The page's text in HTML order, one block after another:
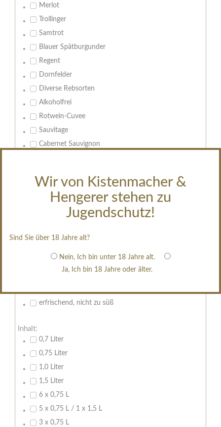
Wir von Kistenmacher &
Hengerer stehen zu
Jugendschutz!
Sind Sie über 18 Jahre alt?
Nein, Ich bin unter 18 Jahre alt.
Ja, Ich bin 18 Jahre oder älter.
Merlot
Trollinger
Samtrot
Blauer Spätburgunder
Regent
Dornfelder
Diverse Rebsorten
Alkoholfrei
Rotwein-Cuvee
Sauvitage
Cabernet Sauvignon
Leeren
trocken
restsüß
erfrischend, nicht zu süß
Inhalt:
0,7 Liter
0,75 Liter
1,0 Liter
1,5 Liter
6 x 0,75 L
5 x 0,75 L / 1 x 1,5 L
3 x 0,75 L